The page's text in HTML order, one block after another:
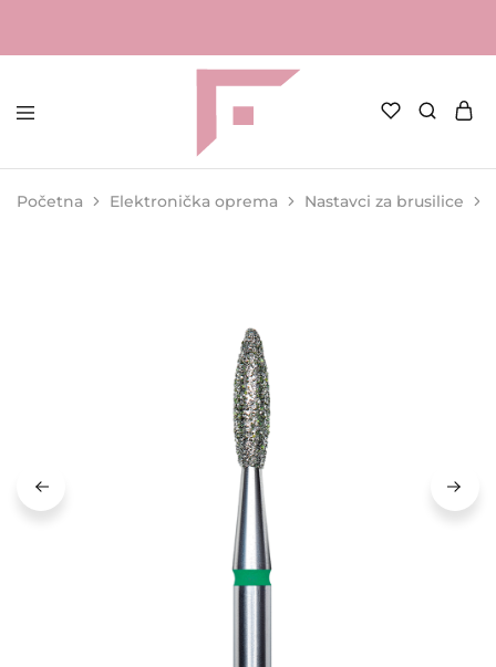
FAME
Profesionalna
za
kozmetičke
Početna Elektronička oprema Nastavci za brusilice